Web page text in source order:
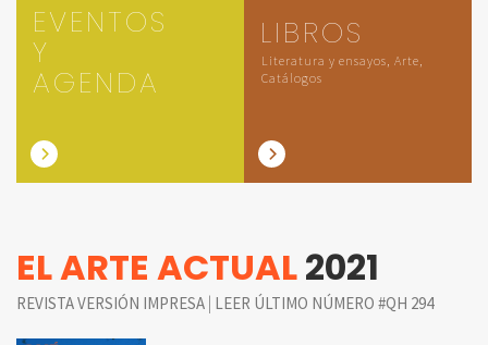
EVENTOS
Y
AGENDA
LIBROS
Literatura y ensayos, Arte,
Catálogos
EL ARTE ACTUAL2021
REVISTA VERSIÓN IMPRESA | LEER ÚLTIMO NÚMERO #QH 294